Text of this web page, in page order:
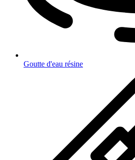
Goutte d'eau résine